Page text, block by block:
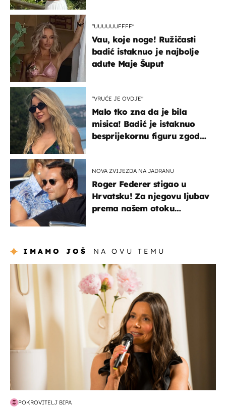
"UUUUUUFFFF"
Vau, koje noge! Ružičasti
badić istaknuo je najbolje
adute Maje Šuput
"VRUĆE JE OVDJE"
Malo tko zna da je bila
misica! Badić je istaknuo
besprijekornu figuru zgodne
NOVA ZVIJEZDA NA JADRANU
Roger Federer stigao u
Hrvatsku! Za njegovu ljubav
prema našem otoku
IMAMO JOŠ NA OVU TEMU
moda & ljepota
POKROVITELJ BIPA